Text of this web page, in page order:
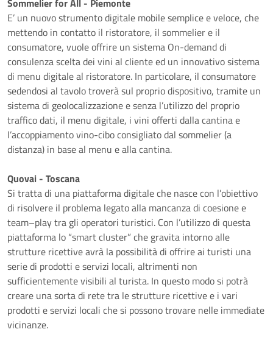
Sommelier for All - Piemonte
E’ un nuovo strumento digitale mobile semplice e veloce, che
mettendo in contatto il ristoratore, il sommelier e il
consumatore, vuole offrire un sistema On-demand di
consulenza scelta dei vini al cliente ed un innovativo sistema
di menu digitale al ristoratore. In particolare, il consumatore
sedendosi al tavolo troverà sul proprio dispositivo, tramite un
sistema di geolocalizzazione e senza l’utilizzo del proprio
traffico dati, il menu digitale, i vini offerti dalla cantina e
l’accoppiamento vino-cibo consigliato dal sommelier (a
distanza) in base al menu e alla cantina.
Quovai - Toscana
Si tratta di una piattaforma digitale che nasce con l’obiettivo
di risolvere il problema legato alla mancanza di coesione e
team–play tra gli operatori turistici. Con l’utilizzo di questa
piattaforma lo “smart cluster” che gravita intorno alle
strutture ricettive avrà la possibilità di offrire ai turisti una
serie di prodotti e servizi locali, altrimenti non
sufficientemente visibili al turista. In questo modo si potrà
creare una sorta di rete tra le strutture ricettive e i vari
prodotti e servizi locali che si possono trovare nelle immediate
vicinanze.